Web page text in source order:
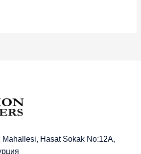
Hasat Sokak No:12A,